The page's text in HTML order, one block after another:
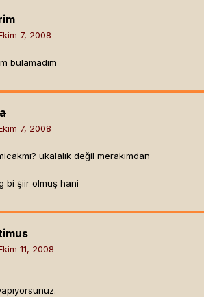
7, 2008
bulamadım
7, 2008
ukalalık değil merakımdan
bi şiir olmuş hani
11, 2008